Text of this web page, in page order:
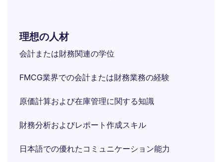
理想の人材
会計または財務関連の学位
FMCG業界での会計または財務業務の経験
原価計算および在庫管理に関する知識
財務分析およびレポート作成スキル
日本語での優れたコミュニケーション能力